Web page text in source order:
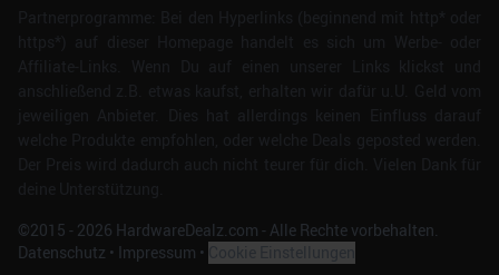
©2015 - 2026 HardwareDealz.com - Alle Rechte vorbehalten.
Datenschutz • Impressum •